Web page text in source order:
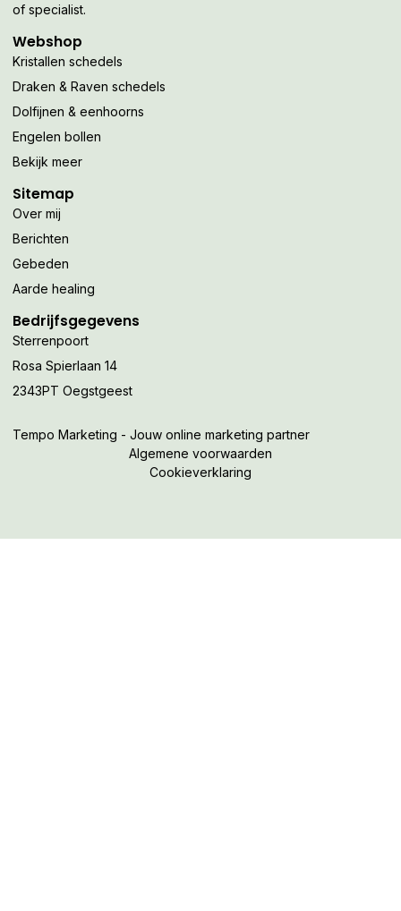
of specialist.
Webshop
Kristallen schedels
Draken & Raven schedels
Dolfijnen & eenhoorns
Engelen bollen
Bekijk meer
Sitemap
Over mij
Berichten
Gebeden
Aarde healing
Bedrijfsgegevens
Sterrenpoort
Rosa Spierlaan 14
2343PT Oegstgeest
Tempo Marketing - Jouw online marketing partner
Algemene voorwaarden
Cookieverklaring